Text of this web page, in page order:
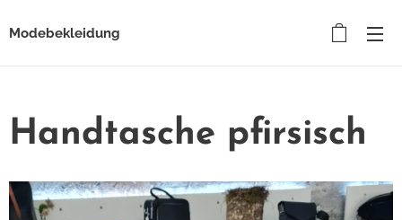
Modebekleidung
Handtasche pfirsisch